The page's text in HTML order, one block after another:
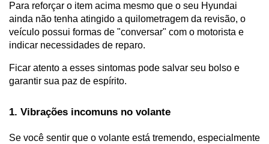
Para reforçar o item acima mesmo que o seu Hyundai
ainda não tenha atingido a quilometragem da revisão, o
veículo possui formas de "conversar" com o motorista e
indicar necessidades de reparo.
Ficar atento a esses sintomas pode salvar seu bolso e
garantir sua paz de espírito.
1. Vibrações incomuns no volante
Se você sentir que o volante está tremendo, especialmente